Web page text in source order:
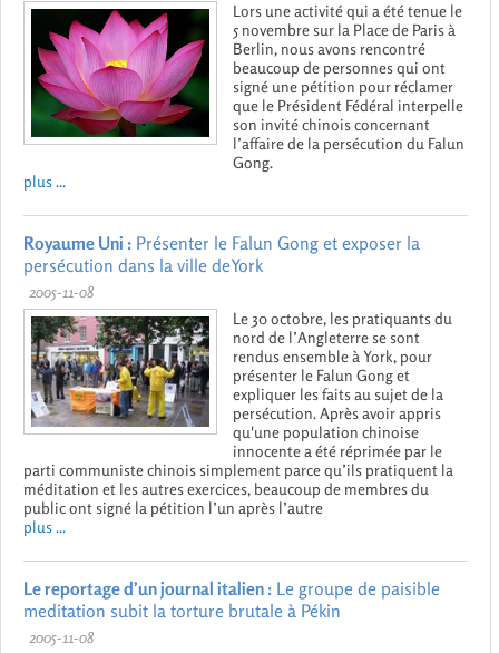
Lors une activité qui a été tenue le
5 novembre sur la Place de Paris à
Berlin, nous avons rencontré
beaucoup de personnes qui ont
signé une pétition pour réclamer
que le Président Fédéral interpelle
son invité chinois concernant
l’affaire de la persécution du Falun
Gong.
plus ...
Royaume Uni : Présenter le Falun Gong et exposer la
persécution dans la ville deYork
2005-11-08
Le 30 octobre, les pratiquants du
nord de l’Angleterre se sont
rendus ensemble à York, pour
présenter le Falun Gong et
expliquer les faits au sujet de la
persécution. Après avoir appris
qu'une population chinoise
innocente a été réprimée par le
parti communiste chinois simplement parce qu’ils pratiquent la
méditation et les autres exercices, beaucoup de membres du
public ont signé la pétition l’un après l’autre
plus ...
Le reportage d’un journal italien : Le groupe de paisible
meditation subit la torture brutale à Pékin
2005-11-08